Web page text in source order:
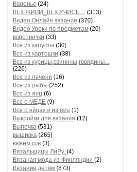
Варенье (24)
ВЕК ЖИВИ_ВЕК УЧИСЬ.... (313)
Видео Онлайн вязание (370)
Видео Уроки по предметам (20)
воротнички (33)
Все из капусты (30)
Все из картошки (38)
Все из курицы,свинины,говядины...
(226)
Все из печени (16)
Все из рыбы (252)
Все из яиц (6)
Все о МЕДЕ (9)
Все о яйцах и из яиц (1)
Выкройки для вязания (12)
Выпечка (531)
вышивка (265)
вяжем сов (3)
Вязальщицы ЛиРу. (4)
Вязаная мода из Финляндии (2)
Вязание детям (873)